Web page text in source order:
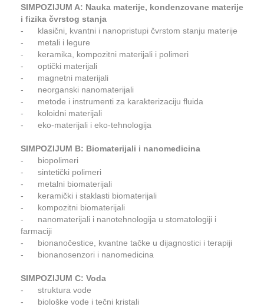
SIMPOZIJUM A: Nauka materije, kondenzovane materije
i fizika čvrstog stanja
- klasični, kvantni i nanopristupi čvrstom stanju materije
- metali i legure
- keramika, kompozitni materijali i polimeri
- optički materijali
- magnetni materijali
- neorganski nanomaterijali
- metode i instrumenti za karakterizaciju fluida
- koloidni materijali
- eko-materijali i eko-tehnologija
SIMPOZIJUM B: Biomaterijali i nanomedicina
- biopolimeri
- sintetički polimeri
- metalni biomaterijali
- keramički i staklasti biomaterijali
- kompozitni biomaterijali
- nanomaterijali i nanotehnologija u stomatologiji i
farmaciji
- bionanočestice, kvantne tačke u dijagnostici i terapiji
- bionanosenzori i nanomedicina
SIMPOZIJUM C: Voda
- struktura vode
- biološke vode i tečni kristali